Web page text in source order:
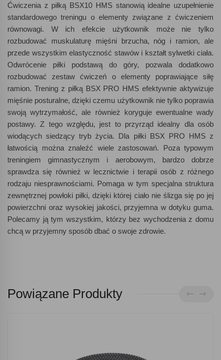
Ćwiczenia z piłką BSX10 HMS stanowią idealne uzupełnienie
standardowego treningu o elementy związane z ćwiczeniem
równowagi. W ich efekcie użytkownik może nie tylko
rozbudować muskulaturę mięśni brzucha, nóg i ramion, ale
przede wszystkim elastyczność stawów i kształt sylwetki ciała.
Odwrócenie piłki podstawą do góry, pozwala dodatkowo
rozbudować zestaw ćwiczeń o elementy poprawiające siłę
ramion. Trening z piłką BSX PRO HMS efektywnie aktywizuje
mięśnie posturalne, dzięki czemu użytkownik nie tylko poprawia
swoją wytrzymałość, ale również koryguje ewentualne wady
postawy. Z tego względu, jest to przyrząd idealny dla osób
wiodących siedzący tryb życia. Dla piłki BSX PRO HMS z
łatwością można znaleźć wiele zastosowań. Poza typowym
treningiem gimnastycznym i aerobowym, bardzo dobrze
sprawdza się również w lecznictwie i terapii osób z różnego
rodzaju niesprawnościami. Pomaga w tym specjalna struktura
zewnętrznej powłoki piłki, dzięki której ciało nie ślizga się po jej
powierzchni oraz wysokiej jakości, przyjemna w dotyku guma.
Polecamy ją tym wszystkim, którzy bez wychodzenia z domu
chcą w przyjemny sposób dbać o swoje zdrowie.
Powiązane Produkty